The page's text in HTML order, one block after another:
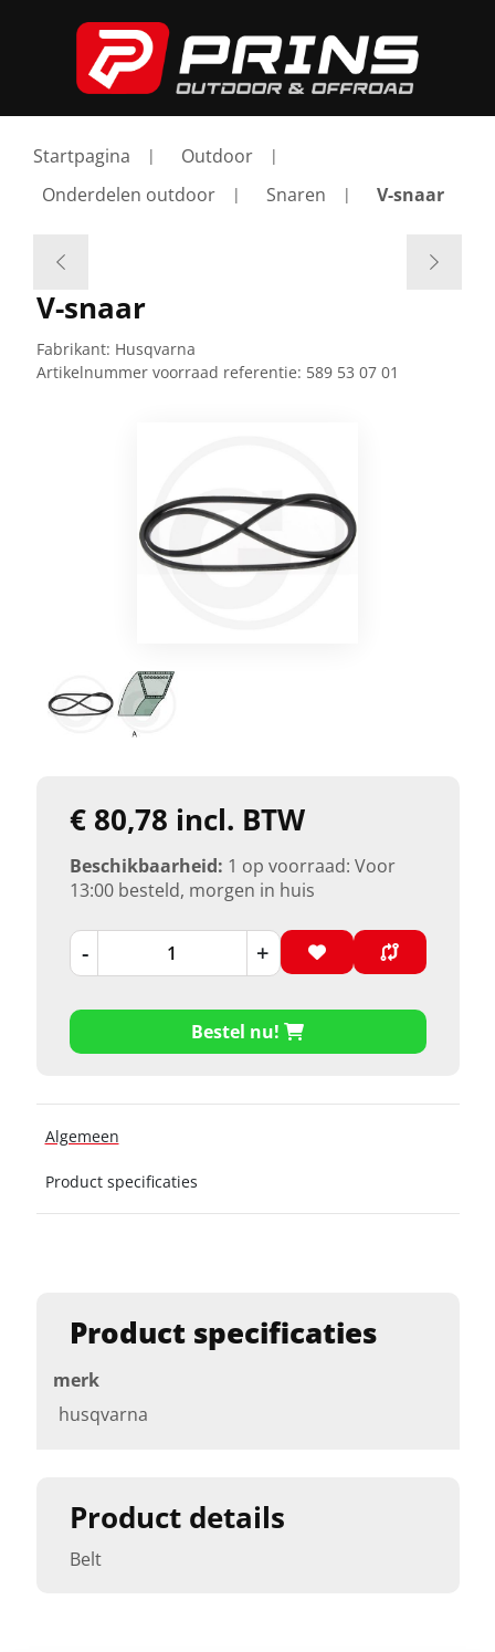
Startpagina
Outdoor
Onderdelen outdoor
Snaren V-snaar
Product details
Belt
Product specificaties
merk
husqvarna
V-snaar
Fabrikant: Husqvarna
Artikelnummer voorraad referentie: 589 53 07 01
€ 80,78 incl. BTW
Beschikbaarheid: 1 op voorraad: Voor
13:00 besteld, morgen in huis
- +
Bestel nu!
Algemeen
Product specificaties